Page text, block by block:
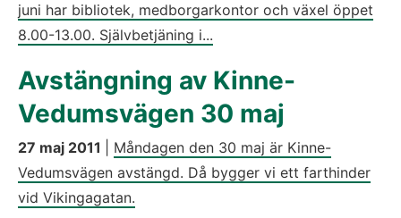
juni har bibliotek, medborgarkontor och växel öppet
8.00-13.00. Självbetjäning i...
Avstängning av Kinne-
Vedumsvägen 30 maj
27 maj 2011
Måndagen den 30 maj är Kinne-
Vedumsvägen avstängd. Då bygger vi ett farthinder
vid Vikingagatan.